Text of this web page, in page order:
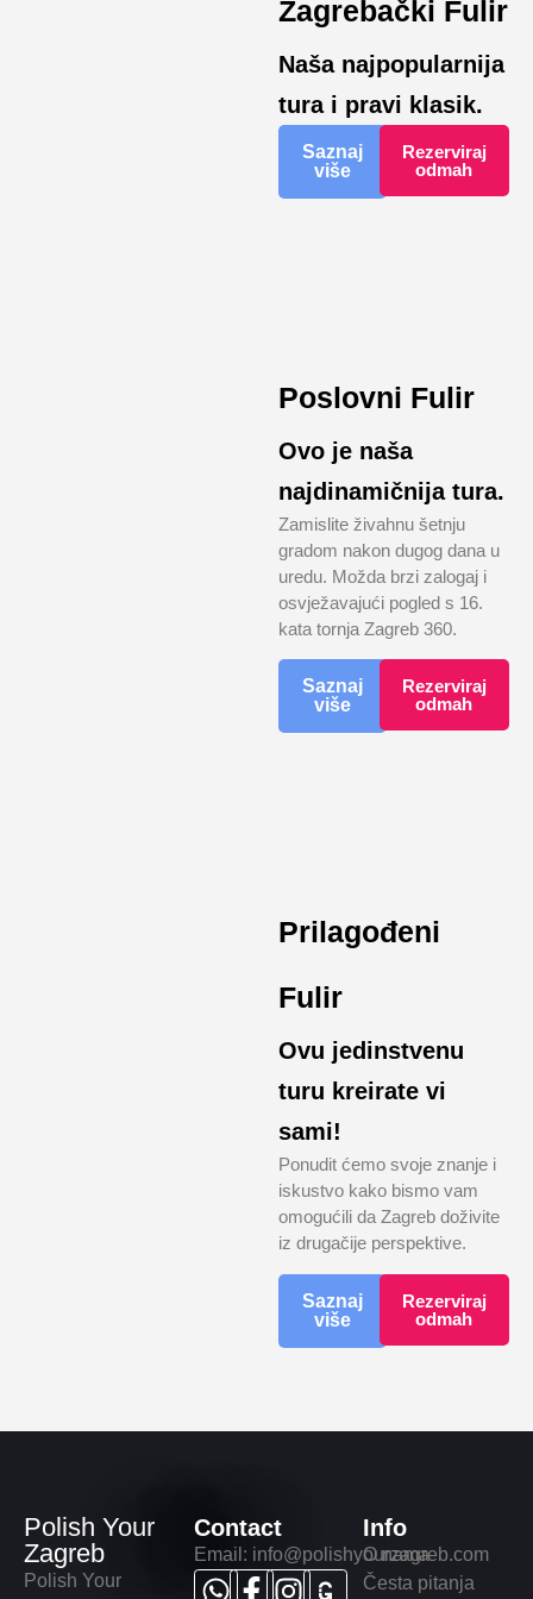
Zagrebački Fulir
Naša najpopularnija
tura i pravi klasik.
Saznaj
više
Rezerviraj
odmah
Poslovni Fulir
Ovo je naša
najdinamičnija tura.
Zamislite živahnu šetnju
gradom nakon dugog dana u
uredu. Možda brzi zalogaj i
osvježavajući pogled s 16.
kata tornja Zagreb 360.
Saznaj
više
Rezerviraj
odmah
Prilagođeni
Fulir
Ovu jedinstvenu
turu kreirate vi
sami!
Ponudit ćemo svoje znanje i
iskustvo kako bismo vam
omogućili da Zagreb doživite
iz drugačije perspektive.
Saznaj
više
Rezerviraj
odmah
Polish Your
Zagreb
Polish Your
Contact
Email: info@polishyourzagreb.com
Info
O nama
Česta pitanja